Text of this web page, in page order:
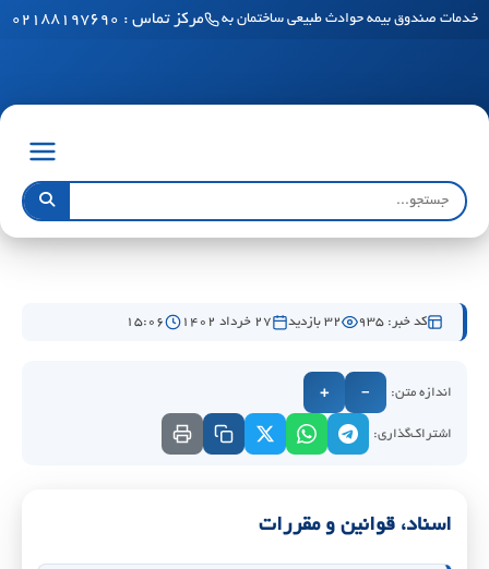
خدمات صندوق بیمه حوادث طبیعی ساختمان به مناطق آزاد رسید
مرکز تماس : ۰۲۱۸۸۱۹۷۶۹۰
کد خبر: 935 32 بازدید ۲۷ خرداد ۱۴۰۲ ۱۵:۰۶
اندازه متن: −
+
اشتراک‌گذاری:
اسناد، قوانین و مقررات